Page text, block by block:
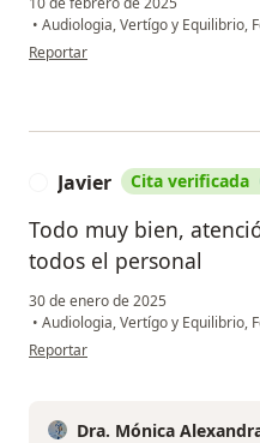
• Audiologia, Vertígo y Equilibrio,
en opinión del usuario Sophia Bañol
Reportar
Javier Cita verificada
Todo muy bien,
todos el personal
30 de enero de 2025
• Audiologia, Vertígo y Equilibrio,
en opinión del usuario Javier
Reportar
Dra. Mónica